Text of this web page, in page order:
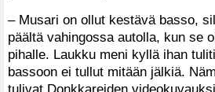
– Musari on ollut kestävä basso,
päältä vahingossa autolla, kun se
pihalle. Laukku meni kyllä ihan
bassoon ei tullut mitään jälkiä.
tulivat Donkkareiden